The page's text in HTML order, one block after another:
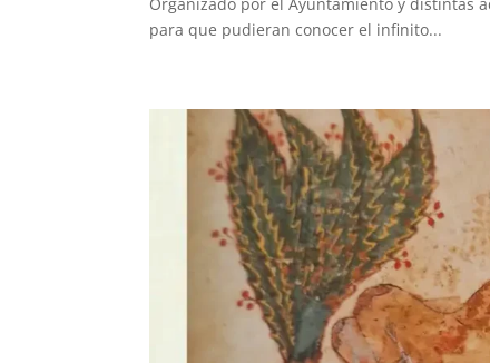
para que pudieran conocer el infinito...